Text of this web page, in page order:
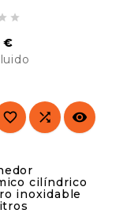
y
comidas
buffet, etc.

€
  
cilíndrico
inoxidable